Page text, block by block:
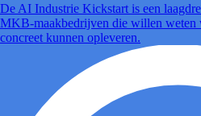
De AI Industrie Kickstart is een
MKB-maakbedrijven die willen weten
concreet kunnen opleveren.